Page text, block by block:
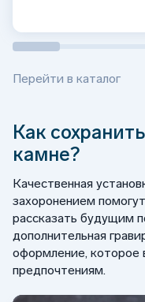
Перейти в каталог
Как
камне?
Качественная
захоронением
рассказать будущим
дополнительная
оформление, которое
предпочтениям.